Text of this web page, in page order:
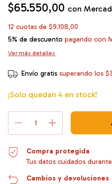
$65.550,00 con
12 cuotas de $9.108,00
5% de descuento pagando con
Ver más detalles
Envío gratis superando los
¡Solo quedan 4 en stock!
Compra protegida
Tus datos cuidados
Cambios y devoluciones